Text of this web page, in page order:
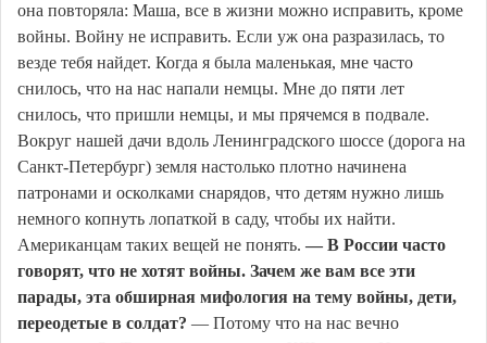
она повторяла: Маша, все в жизни можно исправить, кроме
войны. Войну не исправить. Если уж она разразилась, то
везде тебя найдет. Когда я была маленькая, мне часто
снилось, что на нас напали немцы. Мне до пяти лет
снилось, что пришли немцы, и мы прячемся в подвале.
Вокруг нашей дачи вдоль Ленинградского шоссе (дорога на
Санкт-Петербург) земля настолько плотно начинена
патронами и осколками снарядов, что детям нужно лишь
немного копнуть лопаткой в саду, чтобы их найти.
Американцам таких вещей не понять. — В России часто
говорят, что не хотят войны. Зачем же вам все эти
парады, эта обширная мифология на тему войны, дети,
переодетые в солдат? — Потому что на нас вечно